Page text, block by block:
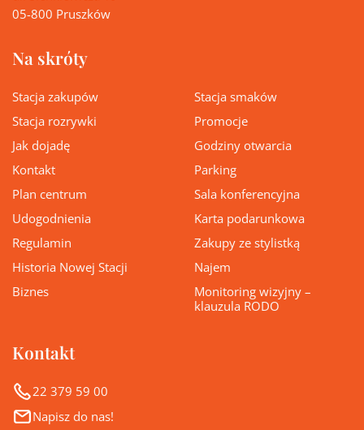
05-800 Pruszków
Na skróty
Stacja zakupów
Stacja smaków
Stacja rozrywki
Promocje
Jak dojadę
Godziny otwarcia
Kontakt
Parking
Plan centrum
Sala konferencyjna
Udogodnienia
Karta podarunkowa
Regulamin
Zakupy ze stylistką
Historia Nowej Stacji
Najem
Biznes
Monitoring wizyjny –
klauzula RODO
Kontakt
22 379 59 00
Napisz do nas!